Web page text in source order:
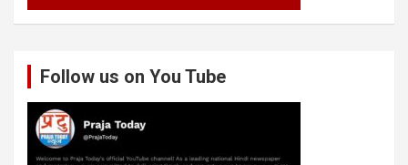
Follow us on You Tube